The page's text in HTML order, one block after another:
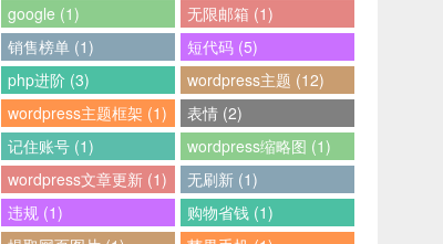
google (1)
无限邮箱 (1)
销售榜单 (1)
短代码 (5)
php进阶 (3)
wordpress主题 (12)
wordpress主题框架 (1)
表情 (2)
记住账号 (1)
wordpress缩略图 (1)
wordpress文章更新 (1)
无刷新 (1)
违规 (1)
购物省钱 (1)